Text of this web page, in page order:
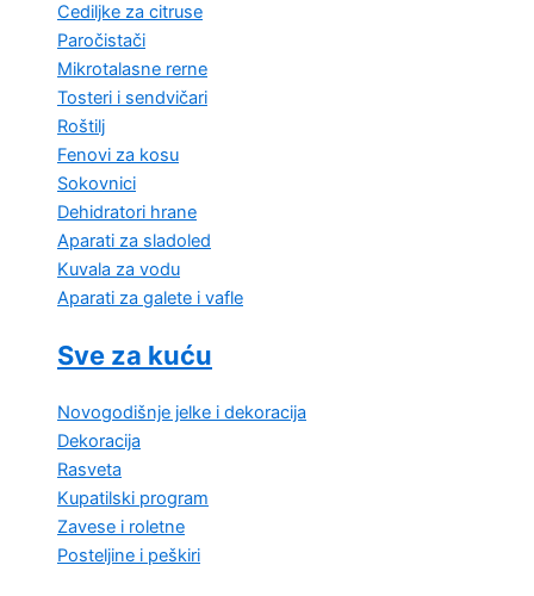
Cediljke za citruse
Paročistači
Mikrotalasne rerne
Tosteri i sendvičari
Roštilj
Fenovi za kosu
Sokovnici
Dehidratori hrane
Aparati za sladoled
Kuvala za vodu
Aparati za galete i vafle
Sve za kuću
Novogodišnje jelke i dekoracija
Dekoracija
Rasveta
Kupatilski program
Zavese i roletne
Posteljine i peškiri